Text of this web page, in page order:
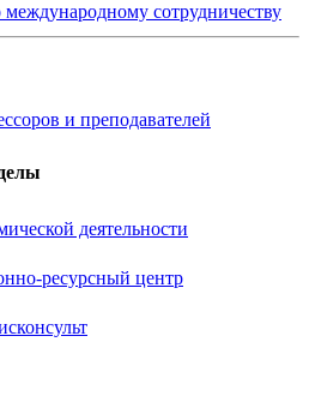
сотрудничеству
и преподавателей
деятельности
ресурсный центр